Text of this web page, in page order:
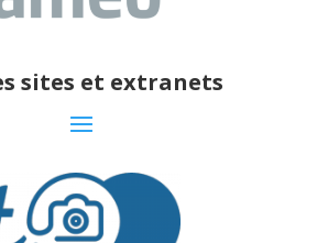
sites et extranets